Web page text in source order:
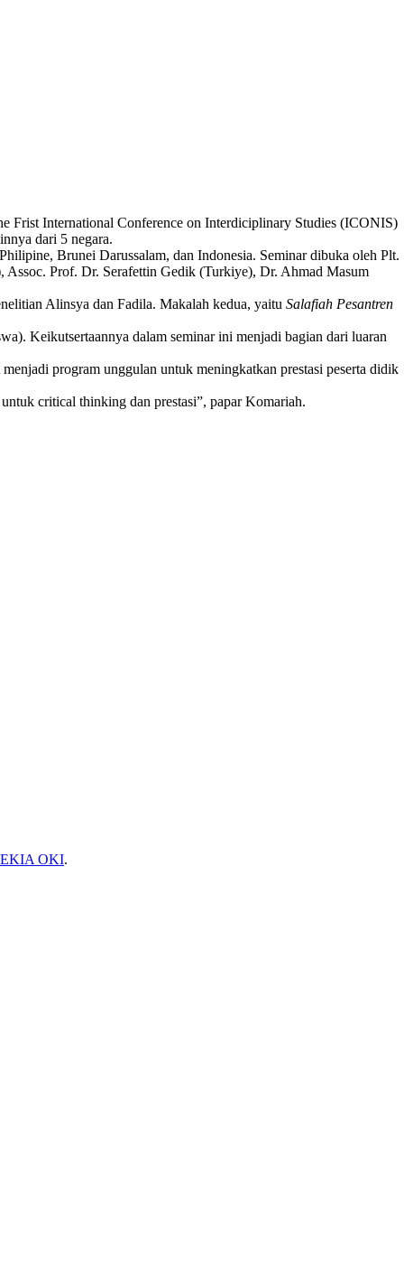
Frist International Conference on Interdiciplinary Studies (ICONIS)
dari 5 negara.
Brunei Darussalam, dan Indonesia. Seminar dibuka oleh Plt.
Prof. Dr. Serafettin Gedik (Turkiye), Dr. Ahmad Masum
Alinsya dan Fadila. Makalah kedua, yaitu Salafiah Pesantren
Keikutsertaannya dalam seminar ini menjadi bagian dari luaran
program unggulan untuk meningkatkan prestasi peserta didik
critical thinking dan prestasi”, papar Komariah.
OKI.